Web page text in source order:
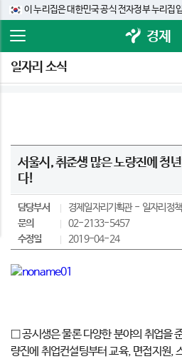
이 누리집은 대한민국 공식 전자정부 누리집
경제
일자리 소식
서울시, 취준생 많은 노량진에 청
다!
담당부서 경제일자리기획관
일자리정
문의
02-2133-5457
수정일
2019-04-24
□ 공시생은 물론 다양한 분야의 취업을
량진에 취업컨설팅부터 교육, 면접지원,